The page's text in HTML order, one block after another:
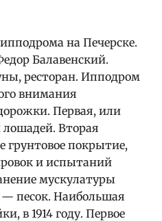
на Печерске.
Балавенский.
ресторан. Ипподром
внимания
Первая, или
Вторая
грунтовое покрытие,
и испытаний
мускулатуры
— песок. Наибольшая
в 1914 году. Первое